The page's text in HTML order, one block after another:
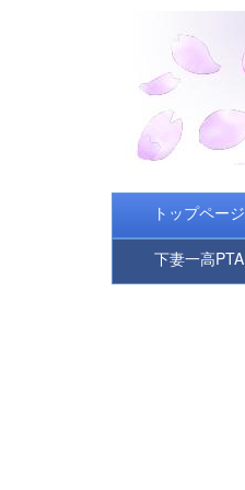
トップページ
下妻一高PTA